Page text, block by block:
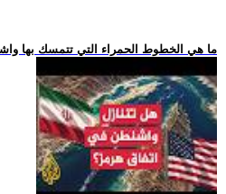
.. ما هي الخطوط الحمراء التي تتمسك بها